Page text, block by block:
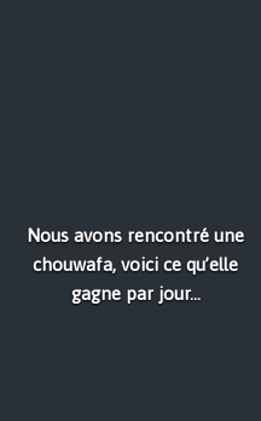
Nous avons rencontré une
chouwafa, voici ce qu’elle
gagne par jour…